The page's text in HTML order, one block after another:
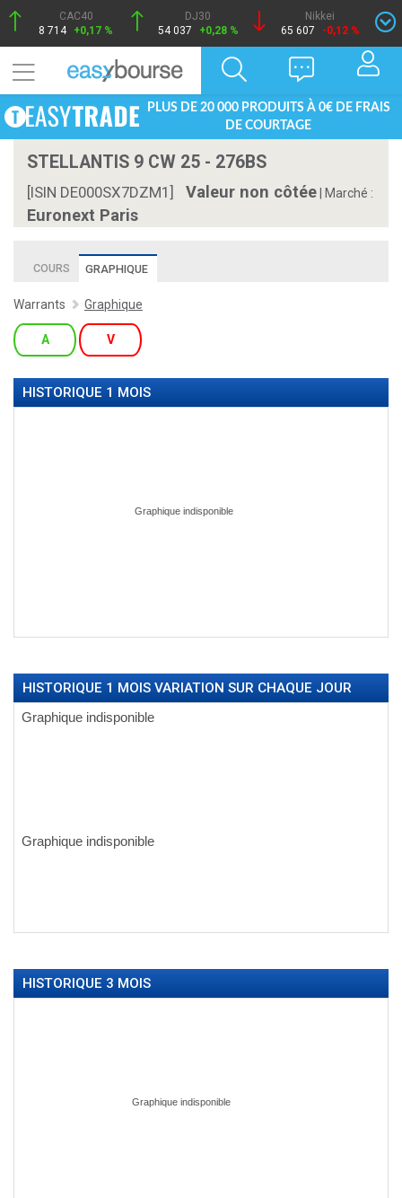
CAC40
8 714 +0,17 %
DJ30
54 037
+0,28 %
Nikkei
65 607
-0,12 %
PLUS DE 20 000 PRODUITS À 0€ DE FRAIS
DE COURTAGE
STELLANTIS 9 CW 25 - 276BS
[ISIN DE000SX7DZM1] Valeur non côtée Marché :
Euronext Paris
COURS GRAPHIQUE
Warrants Graphique
A V
HISTORIQUE 1 MOIS
HISTORIQUE 1 MOIS VARIATION SUR CHAQUE JOUR
HISTORIQUE 3 MOIS